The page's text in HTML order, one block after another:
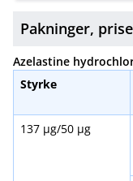
Pakninger,
Azelastine
Styrke
137 μg​/​50 μg